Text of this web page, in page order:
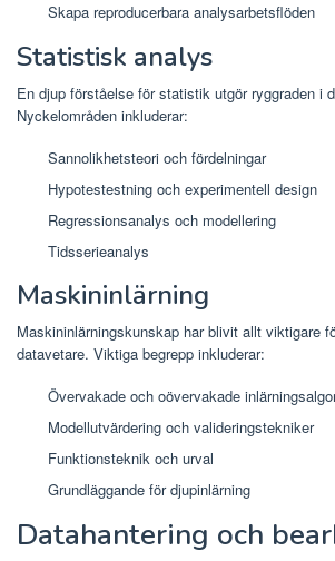
Skapa reproducerbara analysarbetsflöden
Statistisk analys
En djup förståelse för statistik utgör ryggraden i
Nyckelområden inkluderar:
Sannolikhetsteori och fördelningar
Hypotestestning och experimentell design
Regressionsanalys och modellering
Tidsserieanalys
Maskininlärning
Maskininlärningskunskap har blivit allt viktigare
datavetare. Viktiga begrepp inkluderar:
Övervakade och oövervakade
Modellutvärdering och valideringstekniker
Funktionsteknik och urval
Grundläggande för djupinlärning
Datahantering och